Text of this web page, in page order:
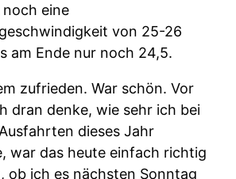
eine
von 25-26
am Ende nur noch 24,5.
zufrieden. War schön. Vor
dran denke, wie sehr ich bei
dieses Jahr
war das heute einfach richtig
ob ich es nächsten Sonntag